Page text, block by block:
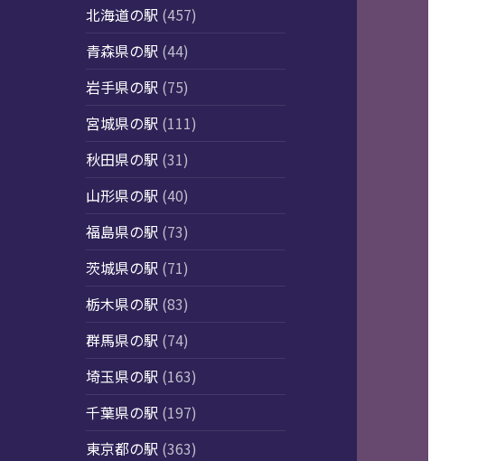
北海道の駅 (457)
青森県の駅 (44)
岩手県の駅 (75)
宮城県の駅 (111)
秋田県の駅 (31)
山形県の駅 (40)
福島県の駅 (73)
茨城県の駅 (71)
栃木県の駅 (83)
群馬県の駅 (74)
埼玉県の駅 (163)
千葉県の駅 (197)
東京都の駅 (363)